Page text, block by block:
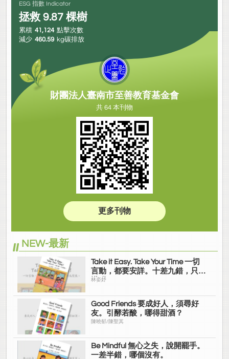
ESG 指數 Indicator
拯救 9.87 棵樹
累積 41,124 點擊次數
減少 460.59 kg碳排放
財團法人臺南市至善教育基金會
共 64 本刊物
更多刊物
NEW-最新
Take it Easy. Take Your Time 一切
言動，都要安詳。十差九錯，只為
慌張。
林姿妤
Good Friends 要成好人，須尋好
友。引酵若酸，哪得甜酒？
陳曉郁/陳聖其
Be Mindful 無心之失，說開罷手。
一差半錯，哪個沒有。